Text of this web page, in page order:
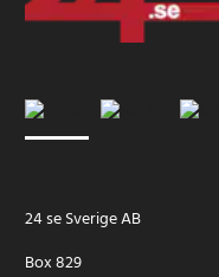
24 se Sverige AB
Box 829